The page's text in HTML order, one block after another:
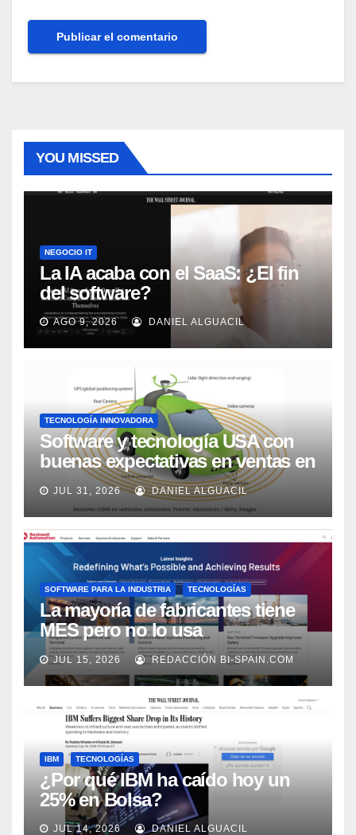
YOU MISSED
NEGOCIO IT
La IA acaba con el SaaS: ¿El fin
del software?
AGO 9, 2026 DANIEL ALGUACIL
TECNOLOGÍA INNOVADORA
Software y tecnología USA con
buenas expectativas en ventas en
los próximos 2 años, según
Market Watch
JUL 31, 2026 DANIEL ALGUACIL
SOFTWARE PARA LA INDUSTRIA TECNOLOGÍAS
La mayoría de fabricantes tiene
MES pero no lo usa
adecuadamente, según Rockwell
Automation
JUL 15, 2026 REDACCIÓN BI-SPAIN.COM
IBM TECNOLOGÍAS
¿Por qué IBM ha caído hoy un
25% en Bolsa?
JUL 14, 2026 DANIEL ALGUACIL